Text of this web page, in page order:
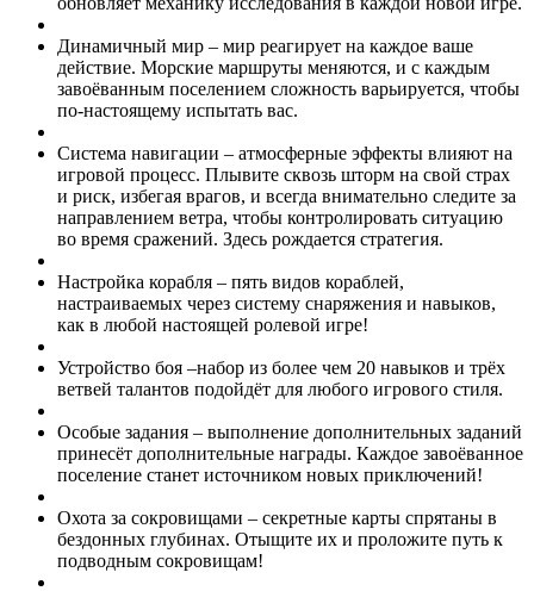
Динамичный мир – мир реагирует на каждое ваше
действие. Морские маршруты меняются, и с каждым
завоёванным поселением сложность варьируется, чтобы
по-настоящему испытать вас.
Система навигации – атмосферные эффекты влияют на
игровой процесс. Плывите сквозь шторм на свой страх
и риск, избегая врагов, и всегда внимательно следите за
направлением ветра, чтобы контролировать ситуацию
во время сражений. Здесь рождается стратегия.
Настройка корабля – пять видов кораблей,
настраиваемых через систему снаряжения и навыков,
как в любой настоящей ролевой игре!
Устройство боя –набор из более чем 20 навыков и трёх
ветвей талантов подойдёт для любого игрового стиля.
Особые задания – выполнение дополнительных заданий
принесёт дополнительные награды. Каждое завоёванное
поселение станет источником новых приключений!
Охота за сокровищами – секретные карты спрятаны в
бездонных глубинах. Отыщите их и проложите путь к
подводным сокровищам!